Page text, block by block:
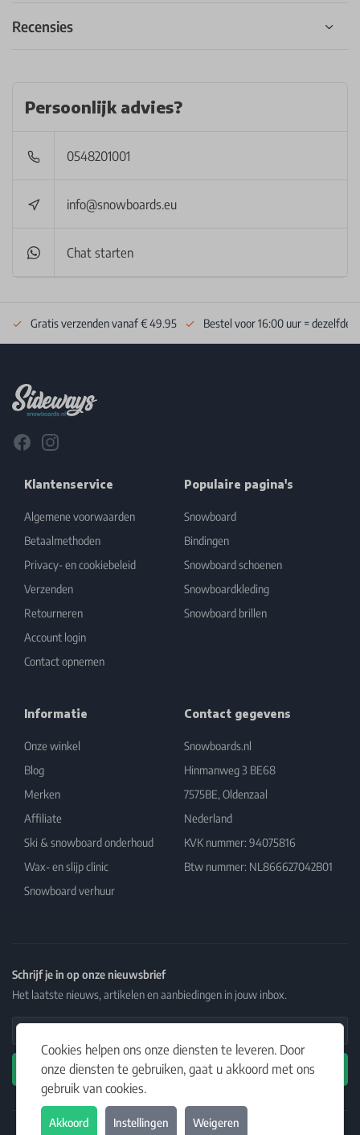
Recensies
Persoonlijk advies?
0548201001
info@snowboards.eu
Chat starten
Cookies helpen ons onze diensten te leveren. Door
onze diensten te gebruiken, gaat u akkoord met ons
gebruik van cookies.
Akkoord Instellingen Weigeren
Gratis verzenden vanaf € 49.95 Bestel voor 16:00 uur = dezelfde
FacebookInstagram
Klantenservice
Algemene voorwaarden
Betaalmethoden
Privacy- en cookiebeleid
Verzenden
Retourneren
Account login
Contact opnemen
Populaire pagina's
Snowboard
Bindingen
Snowboard schoenen
Snowboardkleding
Snowboard brillen
Informatie
Onze winkel
Blog
Merken
Affiliate
Ski & snowboard onderhoud
Wax- en slijp clinic
Snowboard verhuur
Contact gegevens
Snowboards.nl
Hinmanweg 3 BE68
7575BE, Oldenzaal
Nederland
KVK nummer: 94075816
Btw nummer: NL866627042B01
Schrijf je in op onze nieuwsbrief
Het laatste nieuws, artikelen en aanbiedingen in jouw inbox.
Email Address
Abonneren